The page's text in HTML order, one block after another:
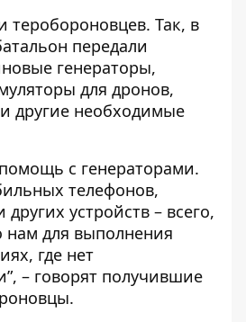
Так, в
передали
генераторы,
для дронов,
другие необходимые
с генераторами.
телефонов,
устройств – всего,
нам для выполнения
где нет
– говорят получившие